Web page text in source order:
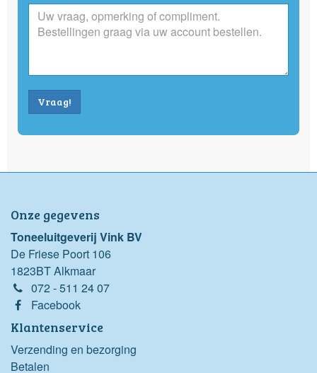
Vraag!
Onze gegevens
Toneeluitgeverij Vink BV
De Friese Poort 106
1823BT Alkmaar
072 - 511 24 07
Facebook
Klantenservice
Verzending en bezorging
Betalen